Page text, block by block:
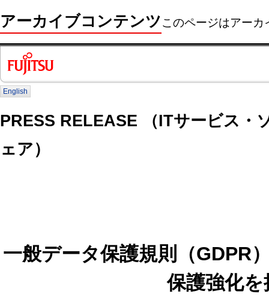
アーカイブコンテンツこのページはアー
English
PRESS RELEASE （ITサービス・
ェア）
一般データ保護規則（GDPR
保護強化を